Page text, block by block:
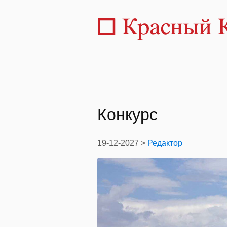
Конкурс
19-12-2027 > Редактор